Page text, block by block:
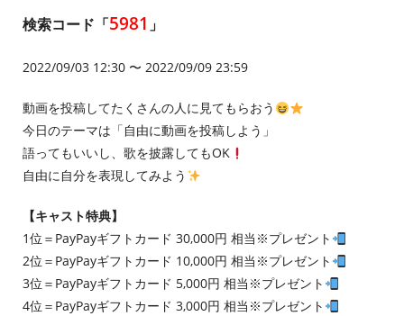
検索コード「5981 」
2022/09/03 12:30 〜 2022/09/09 23:59
動画を投稿してたくさんの人に見てもらおう
今日のテーマは「自由に動画を投稿しよう」
語ってもいいし、歌を披露してもOK
自由に自分を表現してみよう
【キャスト特典】
1位＝PayPayギフトカード 30,000円 相当※プレゼント
2位＝PayPayギフトカード 10,000円 相当※プレゼント
3位＝PayPayギフトカード 5,000円 相当※プレゼント
4位＝PayPayギフトカード 3,000円 相当※プレゼント